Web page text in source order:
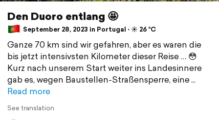
Den Duoro entlang 🤩
September 28, 2023 in Portugal ⋅ ☀️ 26 °C
Ganze 70 km sind wir gefahren, aber es waren die
bis jetzt intensivsten Kilometer dieser Reise … 😳
Kurz nach unserem Start weiter ins Landesinnere
gab es, wegen Baustellen-Straßensperre, eine
Read more
See translation